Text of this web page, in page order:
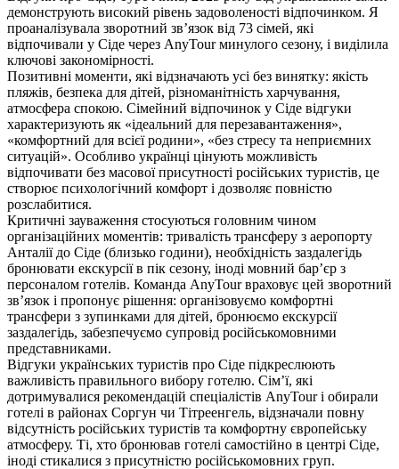
демонструють високий рівень задоволеності відпочинком. Я
проаналізувала зворотний зв’язок від 73 сімей, які
відпочивали у Сіде через AnyTour минулого сезону, і виділила
ключові закономірності.
Позитивні моменти, які відзначають усі без винятку: якість
пляжів, безпека для дітей, різноманітність харчування,
атмосфера спокою. Сімейний відпочинок у Сіде відгуки
характеризують як «ідеальний для перезавантаження»,
«комфортний для всієї родини», «без стресу та неприємних
ситуацій». Особливо українці цінують можливість
відпочивати без масової присутності російських туристів, це
створює психологічний комфорт і дозволяє повністю
розслабитися.
Критичні зауваження стосуються головним чином
організаційних моментів: тривалість трансферу з аеропорту
Анталії до Сіде (близько години), необхідність заздалегідь
бронювати екскурсії в пік сезону, іноді мовний бар’єр з
персоналом готелів. Команда AnyTour враховує цей зворотний
зв’язок і пропонує рішення: організовуємо комфортні
трансфери з зупинками для дітей, бронюємо екскурсії
заздалегідь, забезпечуємо супровід російськомовними
представниками.
Відгуки українських туристів про Сіде підкреслюють
важливість правильного вибору готелю. Сім’ї, які
дотримувалися рекомендацій спеціалістів AnyTour і обирали
готелі в районах Соргун чи Тітреенгель, відзначали повну
відсутність російських туристів та комфортну європейську
атмосферу. Ті, хто бронював готелі самостійно в центрі Сіде,
іноді стикалися з присутністю російськомовних груп.